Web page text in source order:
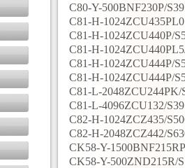
C80-Y-500BNF230P/
C81-H-
C81-H-1024ZCU440P/
C81-H-
C81-H-1024ZCU444P/
C81-H-1024ZCU444P/
C81-L-2048ZCU244PK/
C81-L-4096ZCU132/
C82-H-1024ZCZ435/
C82-H-2048ZCZ442/
CK58-Y-
CK58-Y-500ZND215R/